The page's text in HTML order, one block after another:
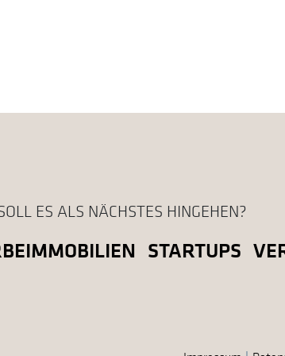
ES ALS NÄCHSTES HINGEHEN?
STARTUPS